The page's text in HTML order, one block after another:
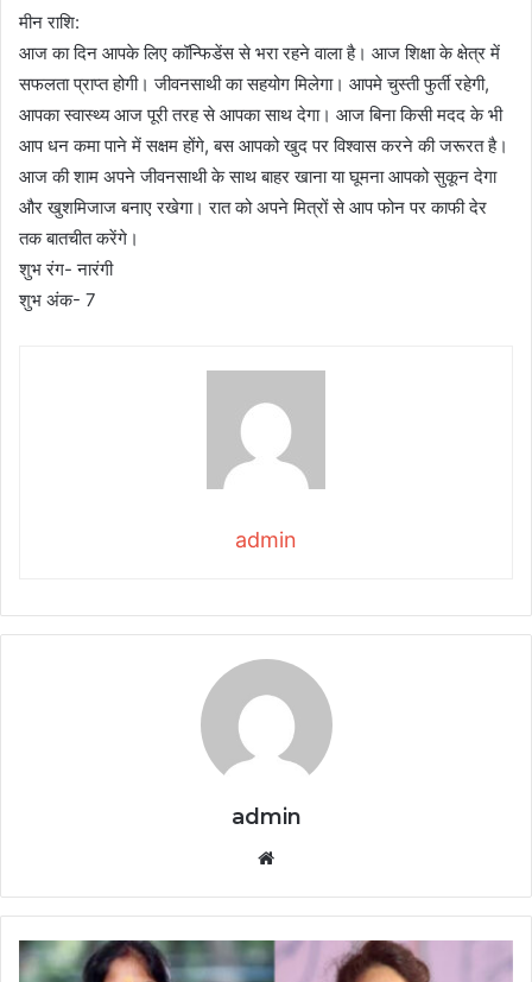
मीन राशि:
आज का दिन आपके लिए कॉन्फिडेंस से भरा रहने वाला है। आज शिक्षा के क्षेत्र में
सफलता प्राप्त होगी। जीवनसाथी का सहयोग मिलेगा। आपमे चुस्ती फुर्ती रहेगी,
आपका स्वास्थ्य आज पूरी तरह से आपका साथ देगा। आज बिना किसी मदद के भी
आप धन कमा पाने में सक्षम होंगे, बस आपको खुद पर विश्वास करने की जरूरत है।
आज की शाम अपने जीवनसाथी के साथ बाहर खाना या घूमना आपको सुकून देगा
और खुशमिजाज बनाए रखेगा। रात को अपने मित्रों से आप फोन पर काफी देर
तक बातचीत करेंगे।
शुभ रंग- नारंगी
शुभ अंक- 7
admin
admin